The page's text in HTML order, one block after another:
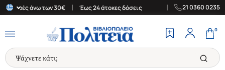
αγορές άνω των 30€ Έως 24 άτοκες δόσεις Δωρεάν
21 0360 0235
0